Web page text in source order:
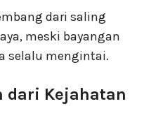
dari saling
meski bayangan
selalu mengintai.
dari Kejahatan